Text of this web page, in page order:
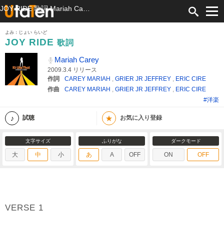
よみ：じょい らいど
JOY RIDE 歌詞
Mariah Carey
2009.3.4 リリース
作詞
CAREY MARIAH , GRIER JR JEFFREY , ERIC CIRE
作曲
CAREY MARIAH , GRIER JR JEFFREY , ERIC CIRE
#洋楽
試聴 ★ お気に入り登録
文字サイズ
大 中 小
ふりがな
あ A OFF
ダークモード
ON OFF
VERSE 1